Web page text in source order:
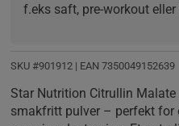
f.eks saft, pre-workout
SKU #901912 | EAN 7350049152639
Star Nutrition Citrullin
smakfritt pulver – perfekt for